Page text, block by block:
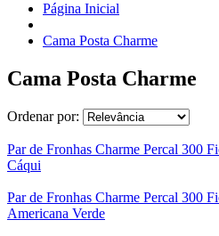
Página Inicial
Cama Posta Charme
Cama Posta Charme
Ordenar por:
Par de Fronhas Charme Percal 300
Cáqui
Par de Fronhas Charme Percal 300
Americana Verde